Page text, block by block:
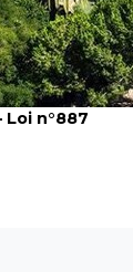
n°887